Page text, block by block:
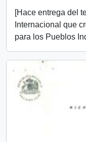
[Hace entrega del
Internacional que
para los Pueblos